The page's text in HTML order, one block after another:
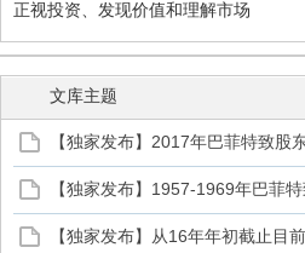
正视投资、发现价值和理解市场
文库主题
【独家发布】2017年巴菲特致股
【独家发布】1957-1969年巴菲
【独家发布】从16年年初截止目